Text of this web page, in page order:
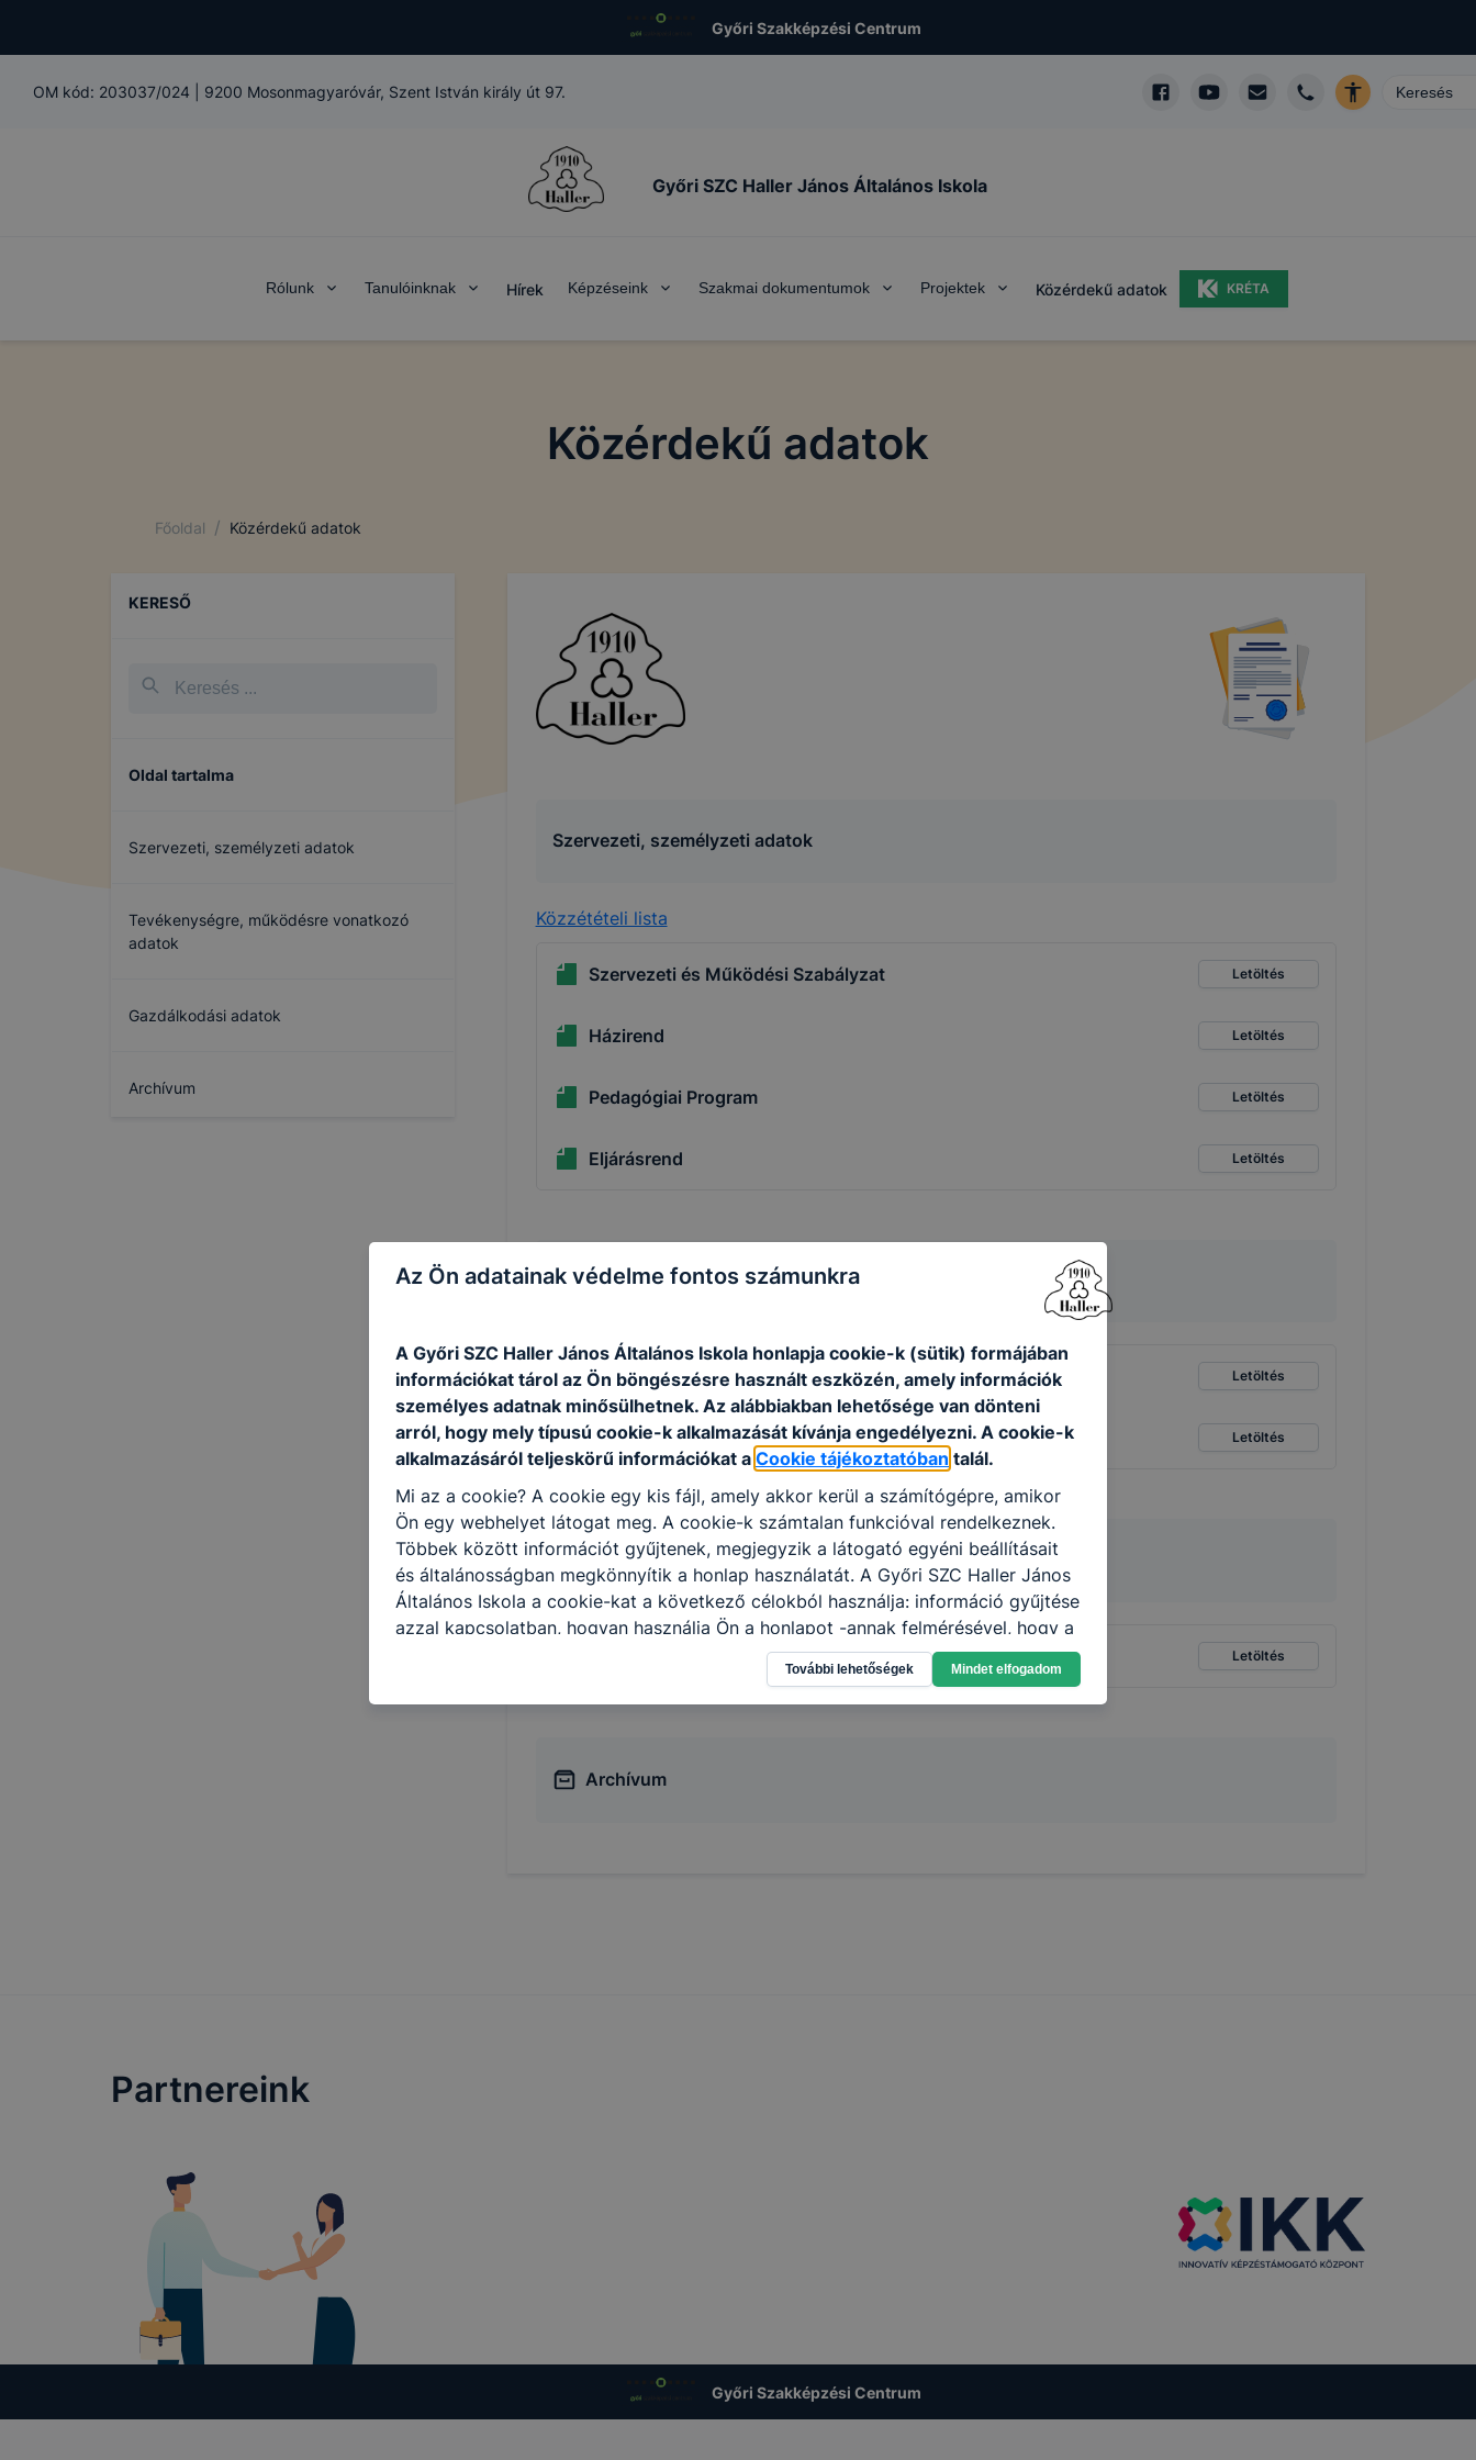
Győri Szakképzési Centrum
OM kód: 203037/024 9200 Mosonmagyaróvár, Szent István király út 97.
Győri SZC Haller János Általános Iskola
Rólunk Tanulóinknak Hírek Képzéseink Szakmai dokumentumok Projektek Közérdekű adatok KRÉTA
Közérdekű adatok
Főoldal / Közérdekű adatok
KERESŐ
Oldal tartalma
Szervezeti, személyzeti adatok
Tevékenységre, működésre vonatkozó
adatok
Gazdálkodási adatok
Archívum
Szervezeti, személyzeti adatok
Közzétételi lista
Szervezeti és Működési Szabályzat Letöltés
Házirend Letöltés
Pedagógiai Program Letöltés
Eljárásrend Letöltés
Tevékenységre, működésre vonatkozó adatok
Munkavédelmi szabályzat Letöltés
Tűzvédelmi szabályzat, kiürítési útvonal Letöltés
Gazdálkodási adatok
Térítési díj, a tandíj, egyéb díjfizetési kötelezettség mértéke Letöltés
Archívum
Partnereink
Győri Szakképzési Centrum
Az Ön adatainak védelme fontos számunkra
A Győri SZC Haller János Általános Iskola honlapja cookie-k (sütik) formájában
információkat tárol az Ön böngészésre használt eszközén, amely információk
személyes adatnak minősülhetnek. Az alábbiakban lehetősége van dönteni
arról, hogy mely típusú cookie-k alkalmazását kívánja engedélyezni. A cookie-k
alkalmazásáról teljeskörű információkat a Cookie tájékoztatóban talál.
Mi az a cookie? A cookie egy kis fájl, amely akkor kerül a számítógépre, amikor
Ön egy webhelyet látogat meg. A cookie-k számtalan funkcióval rendelkeznek.
Többek között információt gyűjtenek, megjegyzik a látogató egyéni beállításait
és általánosságban megkönnyítik a honlap használatát. A Győri SZC Haller János
Általános Iskola a cookie-kat a következő célokból használja: információ gyűjtése
azzal kapcsolatban, hogyan használja Ön a honlapot -annak felmérésével, hogy a
honlap melyik részeit látogatja, vagy használja leginkább, így megtudhatjuk,
hogyan biztosítsunk Önnek még jobb felhasználói élményt, ha ismét meglátogatja
oldalunkat, honlap fejlesztése. Hogyan ellenőrizheti és hogyan tudja kikapcsolni a
a cookie-kat, de ezek általában megváltoztathatók. Felhívjuk figyelmét, hogy
További lehetőségek Mindet elfogadom